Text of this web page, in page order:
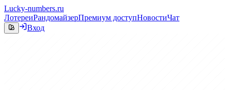
Lucky-numbers.ru
ЛотереиРандомайзерПремиум доступНовостиЧат
Вход